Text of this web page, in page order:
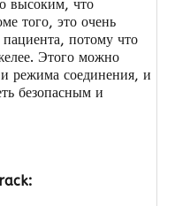
высоким, что
того, это очень
потому что
Этого можно
режима соединения, и
безопасным и